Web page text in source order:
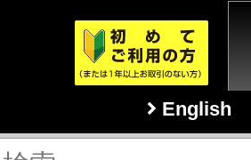
English